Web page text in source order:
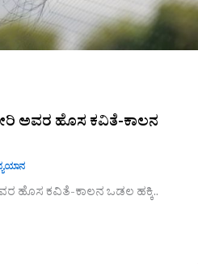
ಅವರ ಹೊಸ ಕವಿತೆ-ಕಾಲನ
ಹೊಸ ಕವಿತೆ-ಕಾಲನ ಒಡಲ ಹಕ್ಕಿ..